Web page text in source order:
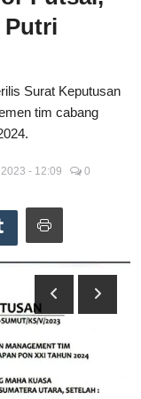
Putri
Surat Keputusan
tim cabang
- 12:09 0